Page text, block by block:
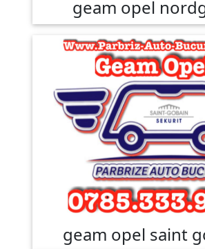
geam opel
geam opel saint